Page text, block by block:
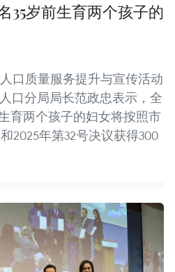
35岁前生育两个孩子的
口质量服务提升与宣传活动
口分局局长范政忠表示，全
育两个孩子的妇女将按照市
2025年第32号决议获得300